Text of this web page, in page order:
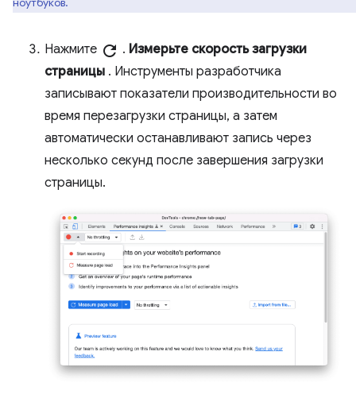
Нажмите refresh . Измерьте скорость загрузки
страницы . Инструменты разработчика
записывают показатели производительности во
время перезагрузки страницы, а затем
автоматически останавливают запись через
несколько секунд после завершения загрузки
страницы.